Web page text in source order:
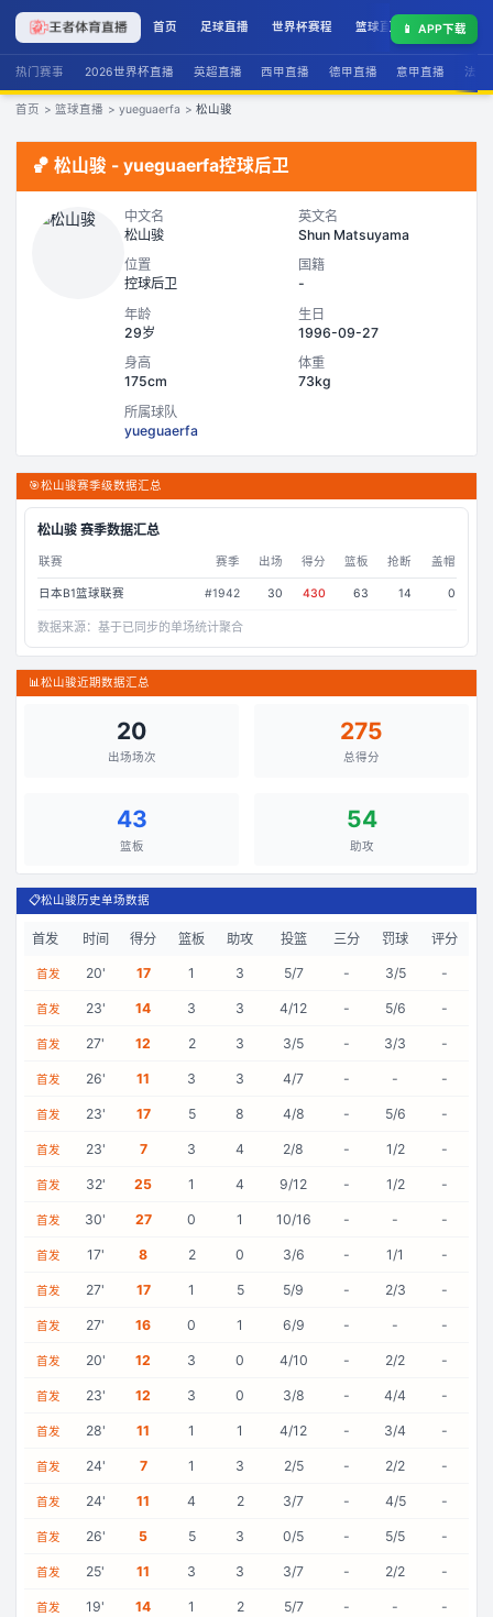
首页 足球直播 世界杯赛程 篮球直播 联赛积分
📱 APP下载
热门赛事 2026世界杯直播 英超直播 西甲直播 德甲直播 意甲直播 法甲
首页 > 篮球直播 > yueguaerfa > 松山骏
🏀 松山骏 - yueguaerfa控球后卫
中文名
松山骏
英文名
Shun Matsuyama
位置
控球后卫
国籍
-
年龄
29岁
生日
1996-09-27
身高
175cm
体重
73kg
所属球队
yueguaerfa
🎯松山骏赛季级数据汇总
松山骏赛季数据汇总
联赛 赛季 出场 得分 篮板 抢断 盖帽
日本B1篮球联赛 #1942 30 430 63 14 0
数据来源： 基于已同步的单场统计聚合
📊松山骏近期数据汇总
20
出场场次
275
总得分
43
篮板
54
助攻
📋松山骏历史单场数据
首发 时间 得分 篮板 助攻 投篮 三分 罚球 评分
首发 20' 17 1 3 5/7 - 3/5 -
首发 23' 14 3 3 4/12 - 5/6 -
首发 27' 12 2 3 3/5 - 3/3 -
首发 26' 11 3 3 4/7 - - -
首发 23' 17 5 8 4/8 - 5/6 -
首发 23' 7 3 4 2/8 - 1/2 -
首发 32' 25 1 4 9/12 - 1/2 -
首发 30' 27 0 1 10/16 - - -
首发 17' 8 2 0 3/6 - 1/1 -
首发 27' 17 1 5 5/9 - 2/3 -
首发 27' 16 0 1 6/9 - - -
首发 20' 12 3 0 4/10 - 2/2 -
首发 23' 12 3 0 3/8 - 4/4 -
首发 28' 11 1 1 4/12 - 3/4 -
首发 24' 7 1 3 2/5 - 2/2 -
首发 24' 11 4 2 3/7 - 4/5 -
首发 26' 5 5 3 0/5 - 5/5 -
首发 25' 11 3 3 3/7 - 2/2 -
首发 19' 14 1 2 5/7 - - -